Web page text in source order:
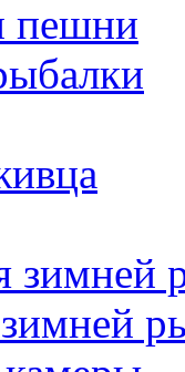
пешни
зимней